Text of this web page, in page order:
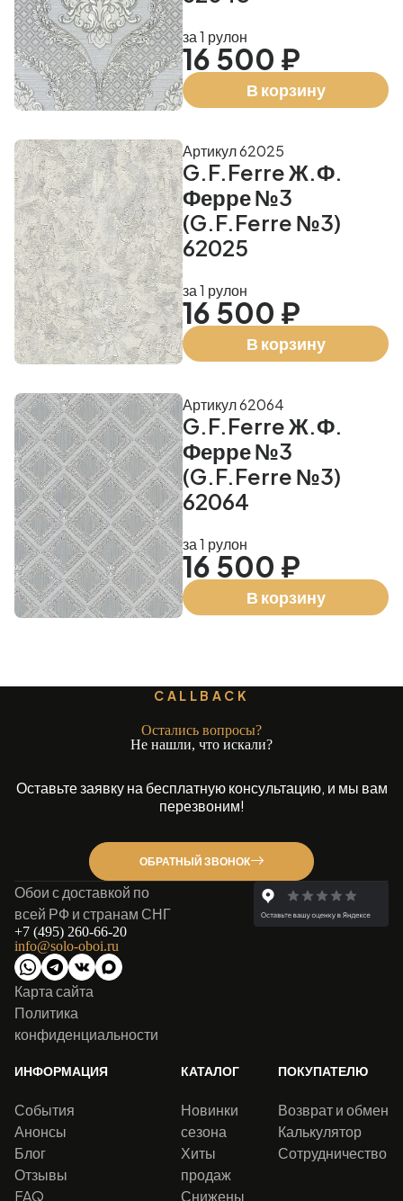
за 1 рулон
16 500 ₽
В корзину
G.F.Ferre Ж.Ф.
Ферре №3
(G.F.Ferre №3)
62025
Артикул 62025
за 1 рулон
16 500 ₽
В корзину
G.F.Ferre Ж.Ф.
Ферре №3
(G.F.Ferre №3)
62064
Артикул 62064
за 1 рулон
16 500 ₽
В корзину
CALLBACK
Остались вопросы?
Не нашли, что искали?
Оставьте заявку на бесплатную консультацию, и мы вам
перезвоним!
ОБРАТНЫЙ ЗВОНОК
Обои с доставкой по
всей РФ и странам СНГ
+7 (495) 260-66-20
info@solo-oboi.ru
Карта сайта
Политика
конфиденциальности
ИНФОРМАЦИЯ
События
Анонсы
Блог
Отзывы
FAQ
КАТАЛОГ
Новинки
сезона
Хиты
продаж
Снижены
ПОКУПАТЕЛЮ
Возврат и обмен
Калькулятор
Сотрудничество